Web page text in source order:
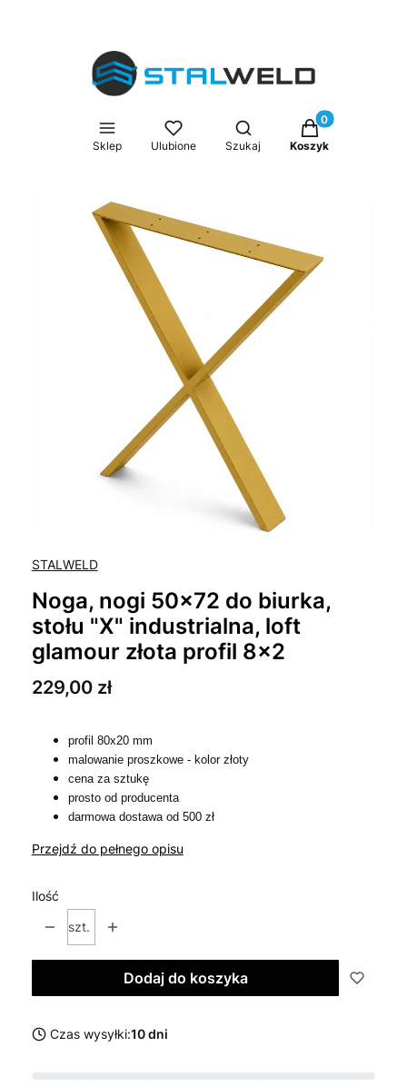
Sklep Ulubione
Otwórz wyszukiwarkę
Szukaj
Produkty w
Koszyk
STALWELD
Noga, nogi 50x72 do biurka,
stołu "X" industrialna, loft
glamour złota profil 8x2
Promocja
229,00 zł
profil 80x20 mm
malowanie proszkowe - kolor złoty
cena za sztukę
prosto od producenta
darmowa dostawa od 500 zł
Przejdź do pełnego opisu
Ilość
szt.
Dodaj do koszyka
Czas wysyłki:10 dni